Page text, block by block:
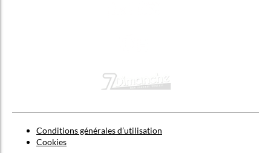
Conditions générales d’utilisation
Cookies